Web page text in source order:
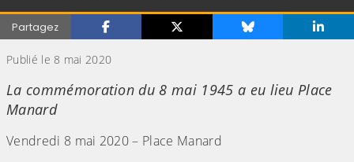
Partagez
Publié le 8 mai 2020
La commémoration du 8 mai 1945 a eu lieu Place
Manard
Vendredi 8 mai 2020 – Place Manard